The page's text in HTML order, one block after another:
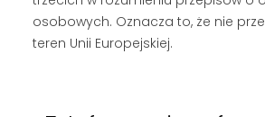
osobowych. Oznacza to, że nie
teren Unii Europejskiej.